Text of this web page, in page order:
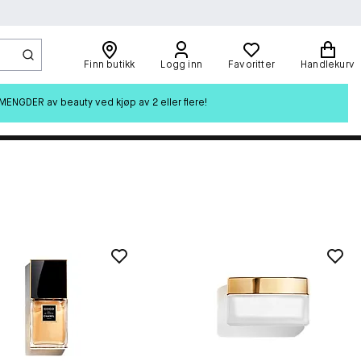
Finn butikk Logg inn Favoritter Handlekurv
av beauty ved kjøp av 2 eller flere!